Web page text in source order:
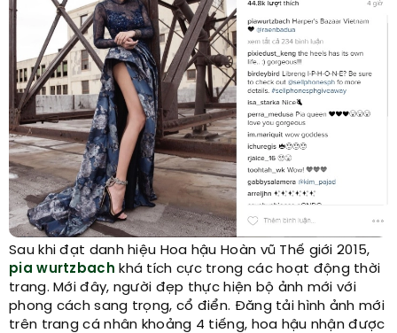
Sau khi đạt danh hiệu Hoa hậu Hoàn vũ Thế giới 2015,
pia wurtzbach khá tích cực trong các hoạt động thời
trang. Mới đây, người đẹp thực hiện bộ ảnh mới với
phong cách sang trọng, cổ điển. Đăng tải hình ảnh mới
trên trang cá nhân khoảng 4 tiếng, hoa hậu nhận được